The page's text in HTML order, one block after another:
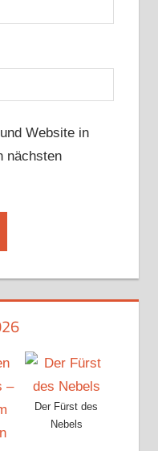
Website in
nächsten
Der Fürst des
Nebels